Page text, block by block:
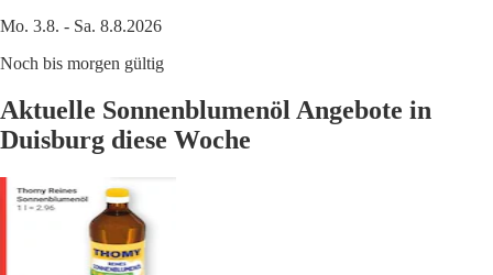
Mo. 3.8. - Sa. 8.8.2026
Noch bis morgen gültig
Aktuelle Sonnenblumenöl Angebote in
Duisburg diese Woche